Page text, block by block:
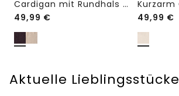
Cardigan mit Rundhals und Knöpfen
49,99 €
49,99 €
Aktuelle Lieblingsstücke